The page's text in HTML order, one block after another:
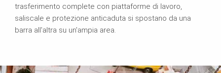
trasferimento complete con piattaforme di lavoro,
saliscale e protezione anticaduta si spostano da una
barra all'altra su un'ampia area.